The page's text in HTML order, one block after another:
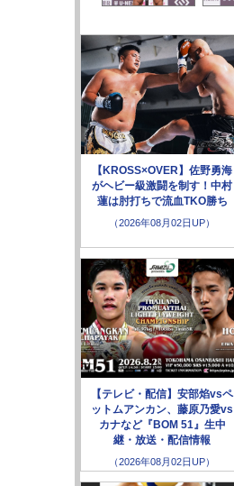
【KROSS×OVER】佐野勇海
がヘビー級激闘を制す！中村
蓮は肘打ちで流血TKO勝ち
（2026年08月02日UP）
【テレビ・配信】安部焰vsペ
ットムアンカン、藤原乃愛vs
カナなど『BOM 51』生中
継・放送・配信情報
（2026年08月02日UP）